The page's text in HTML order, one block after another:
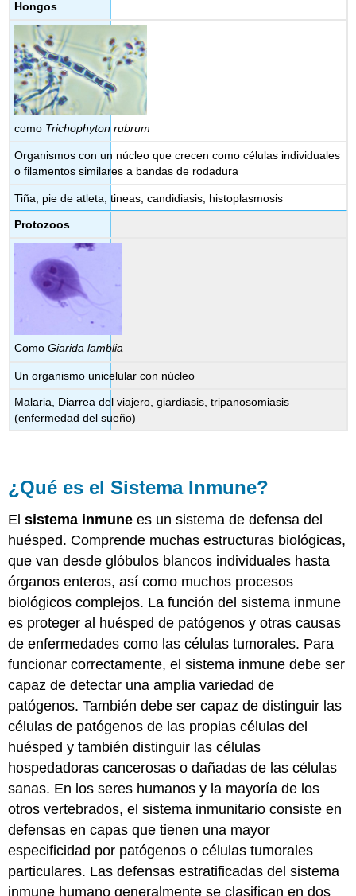
Hongos
como Trichophyton rubrum
Organismos con un núcleo que crecen como células individuales
o filamentos similares a bandas de rodadura
Tiña, pie de atleta, tineas, candidiasis, histoplasmosis
Protozoos
ComoGiarida lamblia
Un organismo unicelular con núcleo
Malaria, Diarrea del viajero, giardiasis, tripanosomiasis
(enfermedad del sueño)
¿Qué es el Sistema Inmune?
Elsistema inmune es un sistema de defensa del
huésped. Comprende muchas estructuras biológicas,
que van desde glóbulos blancos individuales hasta
órganos enteros, así como muchos procesos
biológicos complejos. La función del sistema inmune
es proteger al huésped de patógenos y otras causas
de enfermedades como las células tumorales. Para
funcionar correctamente, el sistema inmune debe ser
capaz de detectar una amplia variedad de
patógenos. También debe ser capaz de distinguir las
células de patógenos de las propias células del
huésped y también distinguir las células
hospedadoras cancerosas o dañadas de las células
sanas. En los seres humanos y la mayoría de los
otros vertebrados, el sistema inmunitario consiste en
defensas en capas que tienen una mayor
especificidad por patógenos o células tumorales
particulares. Las defensas estratificadas del sistema
inmune humano generalmente se clasifican en dos